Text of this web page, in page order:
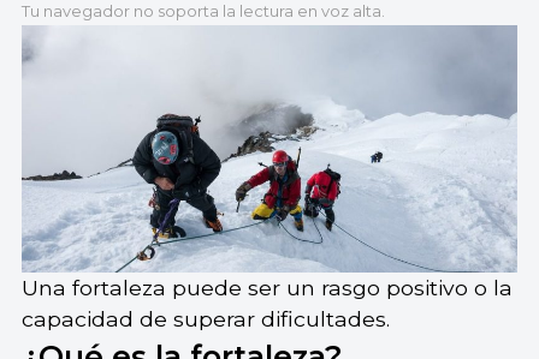
Tu navegador no soporta la lectura en voz alta.
Una fortaleza puede ser un rasgo positivo o la
capacidad de superar dificultades.